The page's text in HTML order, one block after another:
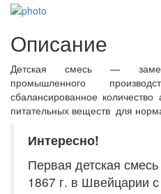
Описание
Детская смесь —
промышленного
сбалансированное
питательных веществ для
Интересно!
Первая детская
1867 г. в Швейцарии